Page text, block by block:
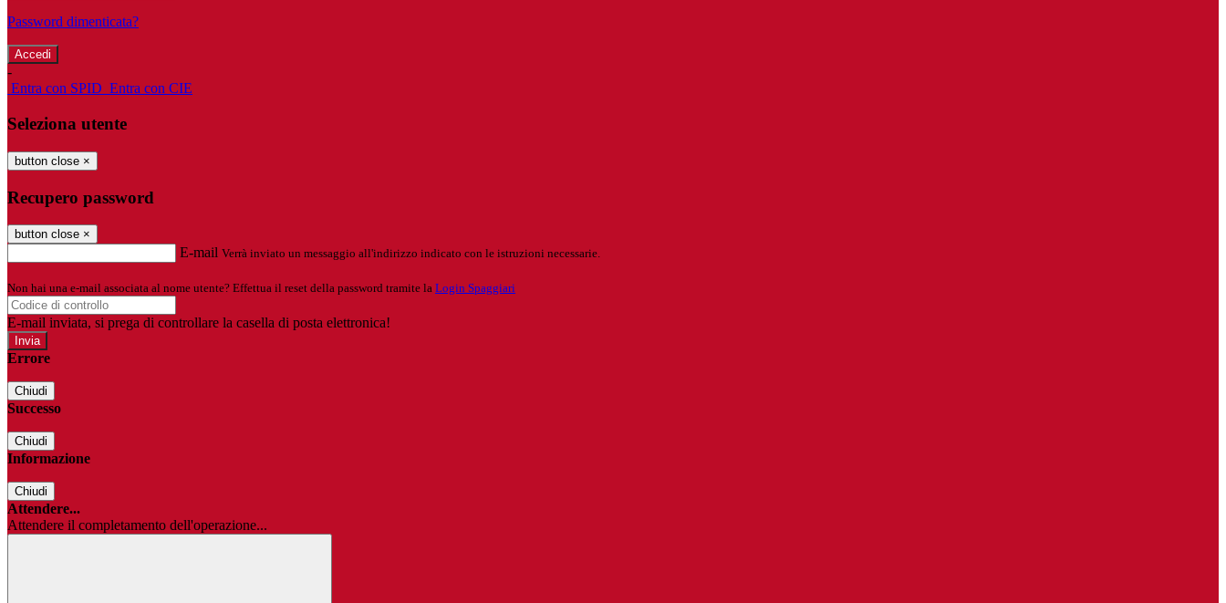
Password dimenticata?
-
Entra con SPID Entra con CIE
Seleziona utente
button close ×
Recupero password
button close ×
E-mail Verrà inviato un messaggio all'indirizzo indicato con le istruzioni necessarie.
Non hai una e-mail associata al nome utente? Effettua il reset della password tramite la Login Spaggiari
E-mail inviata, si prega di controllare la casella di posta elettronica!
Errore
Chiudi
Successo
Chiudi
Informazione
Chiudi
Attendere...
Attendere il completamento dell'operazione...